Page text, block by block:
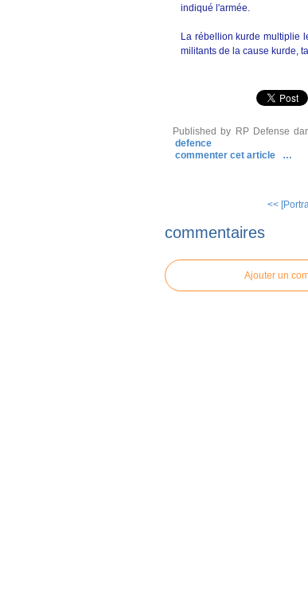
indiqué l'armée.
La rébellion kurde multiplie
militants de la cause kurde,
Published by RP Defense
defence
commenter cet article
…
<<
commentaires
Ajouter un